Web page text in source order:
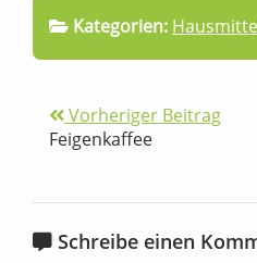
Kategorien:
Vorheriger Beitrag
Feigenkaffee
Schreibe einen